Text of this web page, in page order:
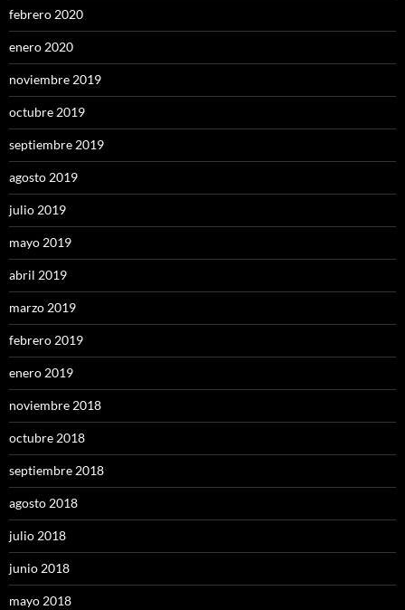
febrero 2020
enero 2020
noviembre 2019
octubre 2019
septiembre 2019
agosto 2019
julio 2019
mayo 2019
abril 2019
marzo 2019
febrero 2019
enero 2019
noviembre 2018
octubre 2018
septiembre 2018
agosto 2018
julio 2018
junio 2018
mayo 2018